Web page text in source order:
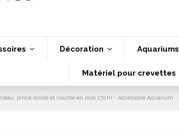
Décoration Aquariums
Matériel pour crevettes
pince droite et courbe en inox 27cm - Accessoire Aquarium